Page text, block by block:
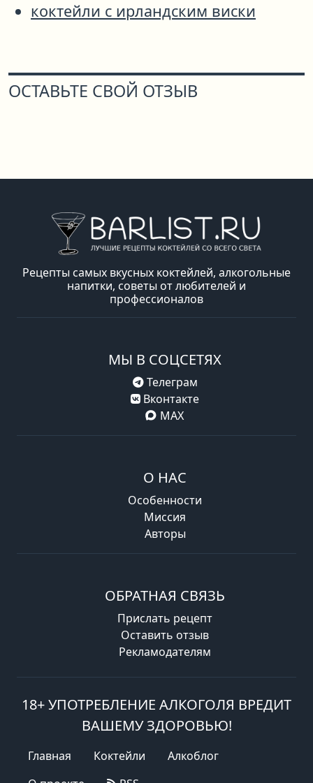
коктейли с ирландским виски
ОСТАВЬТЕ СВОЙ ОТЗЫВ
Рецепты самых вкусных коктейлей, алкогольные
напитки, советы от любителей и
профессионалов
МЫ В СОЦСЕТЯХ
Телеграм
Вконтакте
MAX
О НАС
Особенности
Миссия
Авторы
ОБРАТНАЯ СВЯЗЬ
Прислать рецепт
Оставить отзыв
Рекламодателям
18+ УПОТРЕБЛЕНИЕ АЛКОГОЛЯ ВРЕДИТ
ВАШЕМУ ЗДОРОВЬЮ!
Главная Коктейли
Алкоблог